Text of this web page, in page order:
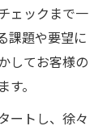
ェックまで一
課題や要望に
してお客様の
。
ートし、徐々